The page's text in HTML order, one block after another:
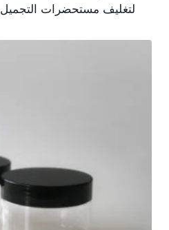
لتغليف مستحضرات التجميل